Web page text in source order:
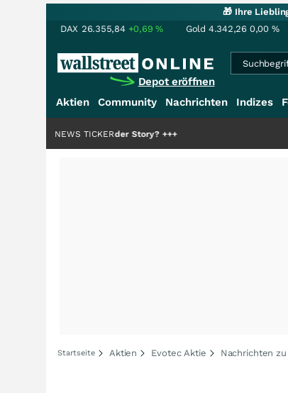
🎁 Ihre
DAX 26.355,84 +0,69% Gold 4.342,26 0,00 %
Depot eröffnen
Aktien Community Nachrichten Indizes
Hälfte der Story?+++
NEWS TICKER
Startseite Aktien Evotec Aktie Nachrichten